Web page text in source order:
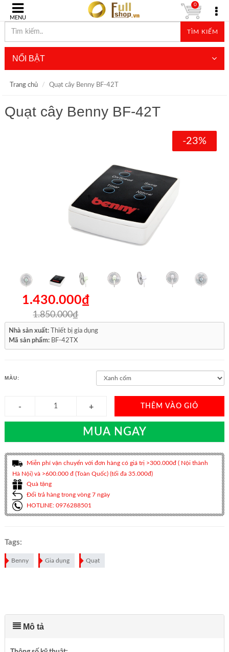
MENU
TÌM KIẾM
0
NỔI BẬT
Trang chủ Quạt cây Benny BF-42T
Quạt cây Benny BF-42T
-23%
1.430.000₫
1.850.000₫
Nhà sản xuất:
Thiết bị gia dụng
Mã sản phẩm: BF-42TX
MÀU:
THÊM VÀO GIỎ
MUA NGAY
Miễn phí vận chuyển với đơn hàng có giá trị >300.000đ ( Nội thành
Hà Nội) và >600.000 đ (Toàn Quốc) (tối đa 35.000đ)
Quà tặng
Đổi trả hàng trong vòng 7 ngày
HOTLINE: 0976288501
Tags:
Benny Gia dụng Quạt
Mô tả